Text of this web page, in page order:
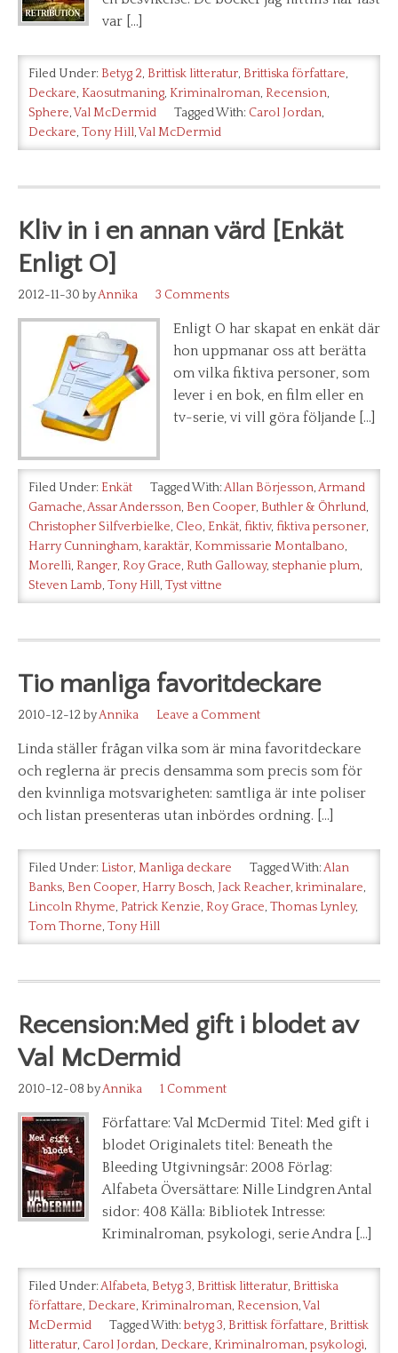
var […]
Filed Under: Betyg 2, Brittisk litteratur, Brittiska författare,
Deckare, Kaosutmaning, Kriminalroman, Recension,
Sphere,Val McDermid Tagged With: Carol Jordan,
Deckare, Tony Hill,Val McDermid
Kliv in i en annan värd [Enkät
Enligt O]
2012-11-30 byAnnika 3 Comments
Enligt O har skapat en enkät där
hon uppmanar oss att berätta
om vilka fiktiva personer, som
lever i en bok, en film eller en
tv-serie, vi vill göra följande […]
Filed Under: Enkät Tagged With:Allan Börjesson,Armand
Gamache,Assar Andersson, Ben Cooper, Buthler & Öhrlund,
Christopher Silfverbielke, Cleo, Enkät, fiktiv, fiktiva personer,
Harry Cunningham, karaktär, Kommissarie Montalbano,
Morelli, Ranger, Roy Grace, Ruth Galloway, stephanie plum,
Steven Lamb, Tony Hill, Tyst vittne
Tio manliga favoritdeckare
2010-12-12 byAnnika Leave a Comment
Linda ställer frågan vilka som är mina favoritdeckare
och reglerna är precis densamma som precis som för
den kvinnliga motsvarigheten: samtliga är inte poliser
och listan presenteras utan inbördes ordning. […]
Filed Under: Listor, Manliga deckare Tagged With:Alan
Banks, Ben Cooper, Harry Bosch, Jack Reacher, kriminalare,
Lincoln Rhyme, Patrick Kenzie, Roy Grace, Thomas Lynley,
Tom Thorne, Tony Hill
Recension:Med gift i blodet av
Val McDermid
2010-12-08 byAnnika 1 Comment
Författare: Val McDermid Titel: Med gift i
blodet Originalets titel: Beneath the
Bleeding Utgivningsår: 2008 Förlag:
Alfabeta Översättare: Nille Lindgren Antal
sidor: 408 Källa: Bibliotek Intresse:
Kriminalroman, psykologi, serie Andra […]
Filed Under:Alfabeta, Betyg 3, Brittisk litteratur, Brittiska
författare, Deckare, Kriminalroman, Recension,Val
McDermid
Tagged With:betyg 3, Brittisk författare, Brittisk
litteratur, Carol Jordan, Deckare, Kriminalroman, psykologi,